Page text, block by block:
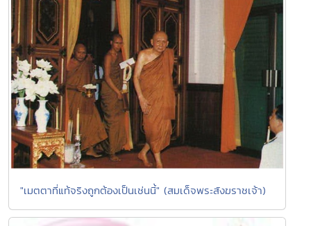
"เมตตาที่แท้จริงถูกต้องเป็นเช่นนี้" (สมเด็จพระสังฆราชเจ้า)